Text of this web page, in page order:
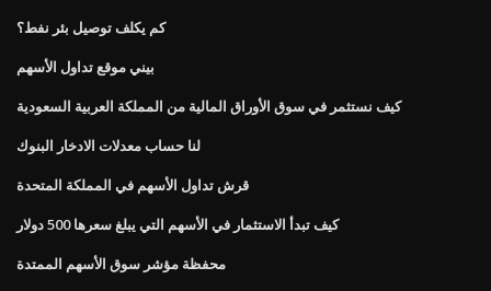
كم يكلف توصيل بئر نفط؟
بيني موقع تداول الأسهم
كيف نستثمر في سوق الأوراق المالية من المملكة العربية السعودية
لنا حساب معدلات الادخار البنوك
قرش تداول الأسهم في المملكة المتحدة
كيف تبدأ الاستثمار في الأسهم التي يبلغ سعرها 500 دولار
محفظة مؤشر سوق الأسهم الممتدة